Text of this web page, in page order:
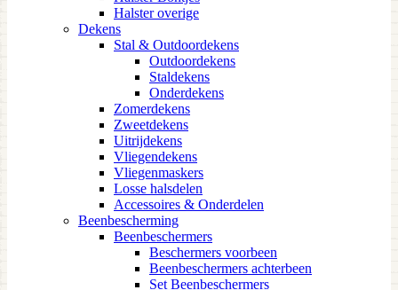
Halster overige
Dekens
Stal & Outdoordekens
Outdoordekens
Staldekens
Onderdekens
Zomerdekens
Zweetdekens
Uitrijdekens
Vliegendekens
Vliegenmaskers
Losse halsdelen
Accessoires & Onderdelen
Beenbescherming
Beenbeschermers
Beschermers voorbeen
Beenbeschermers achterbeen
Set Beenbeschermers